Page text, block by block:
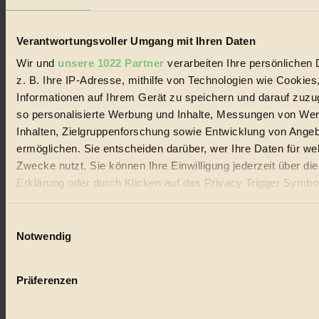
Verantwortungsvoller Umgang mit Ihren Daten
Wir und unsere 1022 Partner verarbeiten Ihre persönlichen
z. B. Ihre IP-Adresse, mithilfe von Technologien wie
Informationen auf Ihrem Gerät zu speichern und darauf
so personalisierte Werbung und Inhalte, Messungen von
Inhalten, Zielgruppenforschung sowie Entwicklung von
ermöglichen. Sie entscheiden darüber, wer Ihre Daten für
Zwecke nutzt. Sie können Ihre Einwilligung jederzeit über
Erklärung oder durch Klicken auf das Privacy Trigger
Wenn Sie es erlauben, würden wir auch gerne:
Ihr Gerät durch aktives Scannen nach bestimmten
Notwendig
Präferenzen
alternativer Energien.
Social Media
22.601 Fans auf Facebook
3.415 Follower auf Twitter
Themen
Bio